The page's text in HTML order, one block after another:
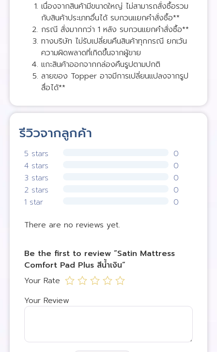
เนื่องจากสินค้ามีขนาดใหญ่ ไม่สามารถสั่งซื้อรวม
กับสินค้าประเภทอื่นได้ รบกวนแยกคำสั่งซื้อ**
กรณี สั่งมากกว่า 1 หลัง รบกวนแยกคำสั่งซื้อ**
ทางบริษัท ไม่รับเปลี่ยนคืนสินค้าทุกกรณี ยกเว้น
ความผิดพลาดที่เกิดขึ้นจากผู้ขาย
แกะสินค้าออกจากกล่องคืนรูปตามปกติ
ลายของ Topper อาจมีการเปลี่ยนแปลงจากรูป
สื่อได้**
รีวิวจากลูกค้า
5 stars
0
4 stars
0
3 stars
0
2 stars
0
1 star
0
There are no reviews yet.
Be the first to review “Satin Mattress
Comfort Pad Plus สีน้ำเงิน”
Your Rate
Your Review